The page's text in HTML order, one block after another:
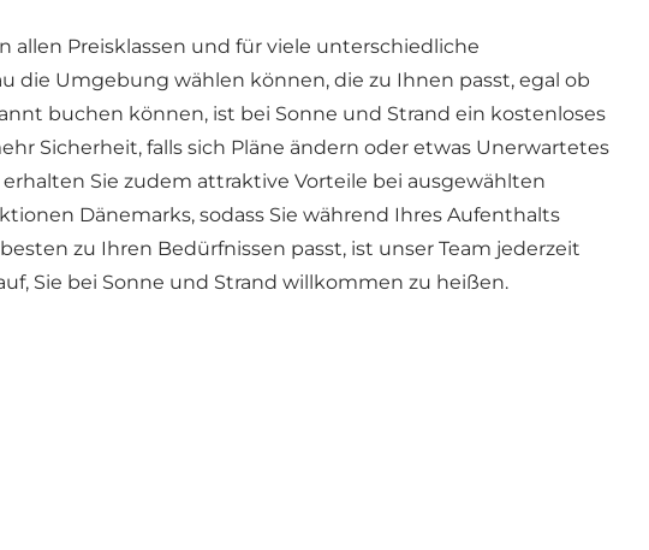
allen Preisklassen und für viele unterschiedliche
die Umgebung wählen können, die zu Ihnen passt, egal ob
buchen können, ist bei Sonne und Strand ein kostenloses
Sicherheit, falls sich Pläne ändern oder etwas Unerwartetes
Sie zudem attraktive Vorteile bei ausgewählten
Dänemarks, sodass Sie während Ihres Aufenthalts
zu Ihren Bedürfnissen passt, ist unser Team jederzeit
Sie bei Sonne und Strand willkommen zu heißen.